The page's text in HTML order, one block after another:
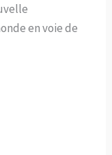
en voie de